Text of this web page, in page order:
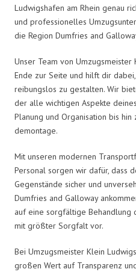
Ludwigshafen am Rhein genau
und professionelles
die Region Dumfries and
Unser Team von
Ende zur Seite und hilft dir
reibungslos zu gestalten. Wir
der alle wichtigen Aspekte
Planung und Organisation bis
demontage.
Mit unseren modernen
Personal sorgen wir dafür, dass
Gegenstände sicher und
Dumfries and Galloway
auf eine sorgfältige Behandlung
mit größter Sorgfalt vor.
Bei Umzugsmeister Klein
großen Wert auf Transparenz